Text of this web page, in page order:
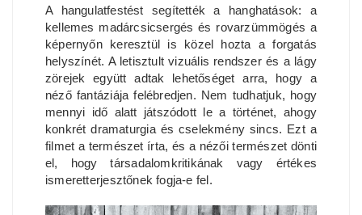
A hangulatfestést segítették a hanghatások: a
kellemes madárcsicsergés és rovarzümmögés a
képernyőn keresztül is közel hozta a forgatás
helyszínét. A letisztult vizuális rendszer és a lágy
zörejek együtt adtak lehetőséget arra, hogy a
néző fantáziája felébredjen. Nem tudhatjuk, hogy
mennyi idő alatt játszódott le a történet, ahogy
konkrét dramaturgia és cselekmény sincs. Ezt a
filmet a természet írta, és a nézői természet dönti
el, hogy társadalomkritikának vagy értékes
ismeretterjesztőnek fogja-e fel.